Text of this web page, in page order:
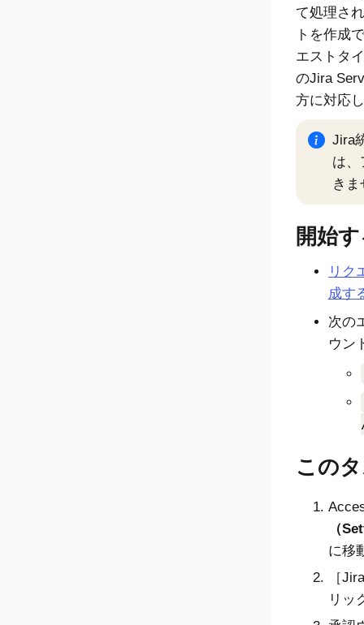
て処理さ
トを作成
エストタ
のJira
方に対応
Jira
は、
きま
開始
リク
成す
次の
ウン
この
（
に移
［
リッ